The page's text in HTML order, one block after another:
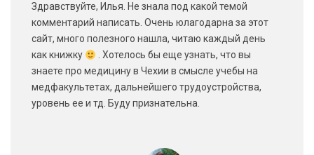
Здравствуйте, Илья. Не знала под какой темой
комментарий написать. Очень юлагодарна за этот
сайт, много полезного нашла, читаю каждый день
как книжку
. Хотелось бы еще узнать, что вы
знаете про медицину в Чехии в смысле учебы на
медфакультетах, дальнейшего трудоустройства,
уровень ее и тд. Буду признательна.